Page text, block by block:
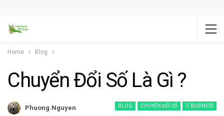
Home Blog
Chuyển Đổi Số Là Gì ?
BLOG CHUYỂN ĐỔI SỐ IT BUSINESS
Phuong.nguyen